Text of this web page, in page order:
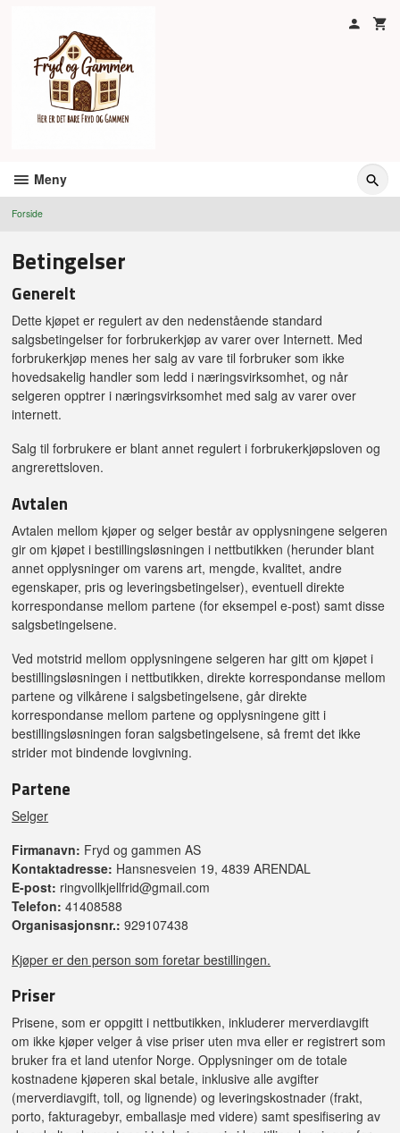
Meny
Forside
Betingelser
Generelt
Dette kjøpet er regulert av den nedenstående standard
salgsbetingelser for forbrukerkjøp av varer over Internett. Med
forbrukerkjøp menes her salg av vare til forbruker som ikke
hovedsakelig handler som ledd i næringsvirksomhet, og når
selgeren opptrer i næringsvirksomhet med salg av varer over
internett.
Salg til forbrukere er blant annet regulert i forbrukerkjøpsloven og
angrerettsloven.
Avtalen
Avtalen mellom kjøper og selger består av opplysningene selgeren
gir om kjøpet i bestillingsløsningen i nettbutikken (herunder blant
annet opplysninger om varens art, mengde, kvalitet, andre
egenskaper, pris og leveringsbetingelser), eventuell direkte
korrespondanse mellom partene (for eksempel e-post) samt disse
salgsbetingelsene.
Ved motstrid mellom opplysningene selgeren har gitt om kjøpet i
bestillingsløsningen i nettbutikken, direkte korrespondanse mellom
partene og vilkårene i salgsbetingelsene, går direkte
korrespondanse mellom partene og opplysningene gitt i
bestillingsløsningen foran salgsbetingelsene, så fremt det ikke
strider mot bindende lovgivning.
Partene
Selger
Firmanavn: Fryd og gammen AS
Kontaktadresse: Hansnesveien 19, 4839 ARENDAL
E-post: ringvollkjellfrid@gmail.com
Telefon: 41408588
Organisasjonsnr.: 929107438
Kjøper er den person som foretar bestillingen.
Priser
Prisene, som er oppgitt i nettbutikken, inkluderer merverdiavgift
om ikke kjøper velger å vise priser uten mva eller er registrert som
bruker fra et land utenfor Norge. Opplysninger om de totale
kostnadene kjøperen skal betale, inklusive alle avgifter
(merverdiavgift, toll, og lignende) og leveringskostnader (frakt,
porto, fakturagebyr, emballasje med videre) samt spesifisering av